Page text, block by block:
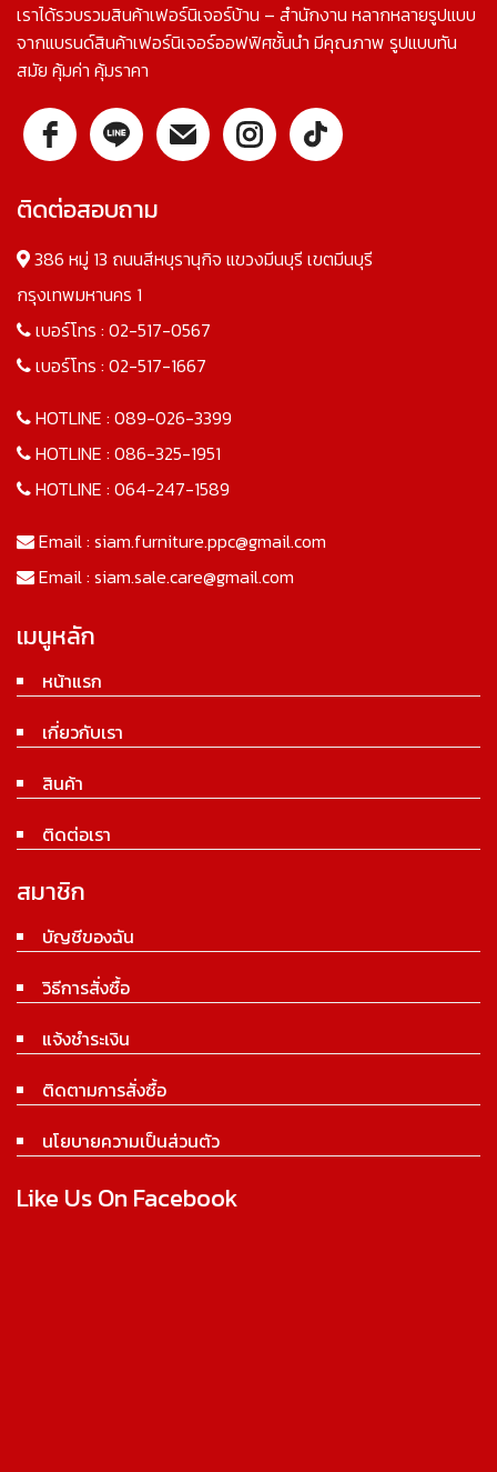
เราได้รวบรวมสินค้าเฟอร์นิเจอร์บ้าน – สำนักงาน หลากหลายรูปแบบ
จากแบรนด์สินค้าเฟอร์นิเจอร์ออฟฟิศชั้นนำ มีคุณภาพ รูปแบบทัน
สมัย คุ้มค่า คุ้มราคา
ติดต่อสอบถาม
386 หมู่ 13 ถนนสีหบุรานุกิจ แขวงมีนบุรี เขตมีนบุรี
กรุงเทพมหานคร 1
เบอร์โทร : 02-517-0567
เบอร์โทร : 02-517-1667
HOTLINE : 089-026-3399
HOTLINE : 086-325-1951
HOTLINE : 064-247-1589
Email : siam.furniture.ppc@gmail.com
Email : siam.sale.care@gmail.com
เมนูหลัก
หน้าแรก
เกี่ยวกับเรา
สินค้า
ติดต่อเรา
สมาชิก
บัญชีของฉัน
วิธีการสั่งซื้อ
แจ้งชำระเงิน
ติดตามการสั่งซื้อ
นโยบายความเป็นส่วนตัว
Like Us On Facebook